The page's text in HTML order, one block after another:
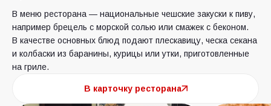
В меню ресторана — национальные чешские закуски к пиву,
например брецель с морской солью или смажек с беконом.
В качестве основных блюд подают плескавицу, ческа секана
и колбаски из баранины, курицы или утки, приготовленные
на гриле.
В карточку ресторана